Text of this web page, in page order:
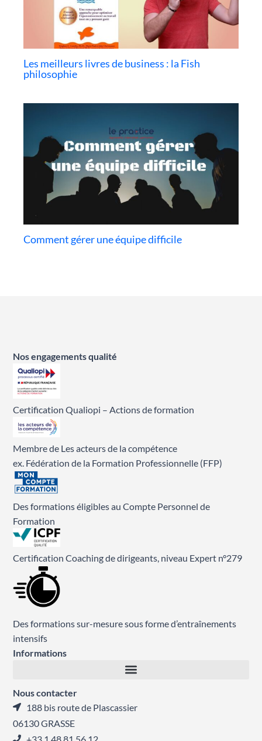
Les meilleurs livres de business : la Fish
philosophie
Comment gérer une équipe difficile
Nos engagements qualité
Certification Qualiopi – Actions de formation
Membre de Les acteurs de la compétence
ex. Fédération de la Formation Professionnelle (FFP)
Des formations éligibles au Compte Personnel de
Formation
Certification Coaching de dirigeants, niveau Expert n°279
Des formations sur-mesure sous forme d’entraînements
intensifs
Informations
Nous contacter
188 bis route de Plascassier
06130 GRASSE
+33 1 48 81 56 12